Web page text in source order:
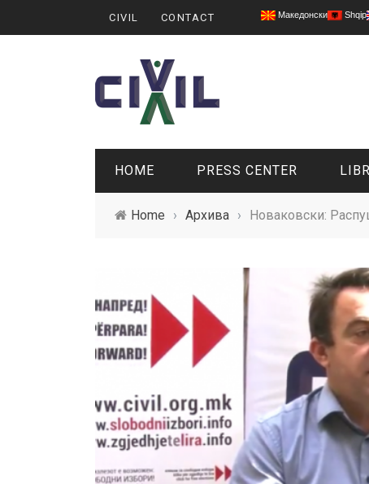
CIVIL CONTACT Македонски Shqip
HOME PRESS CENTER
Home › Архива › Новаковски: